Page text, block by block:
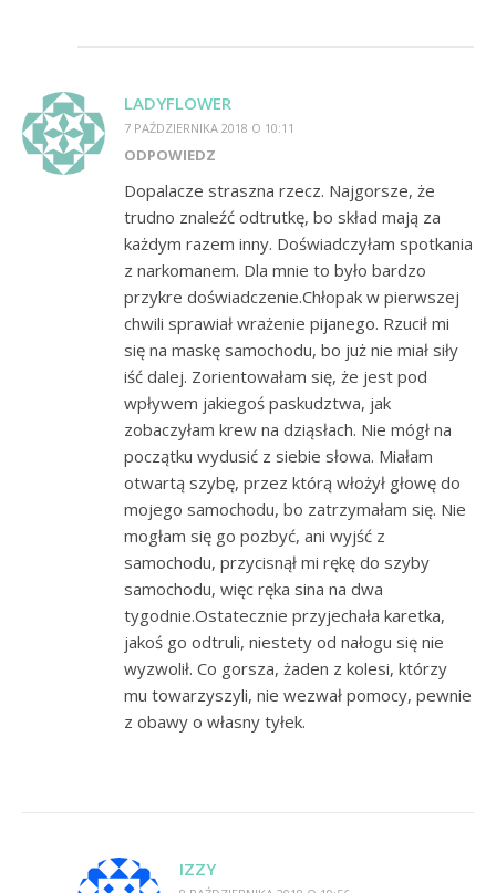
LADYFLOWER
7 PAŹDZIERNIKA 2018 O 10:11
ODPOWIEDZ
Dopalacze straszna rzecz. Najgorsze, że
trudno znaleźć odtrutkę, bo skład mają za
każdym razem inny. Doświadczyłam spotkania
z narkomanem. Dla mnie to było bardzo
przykre doświadczenie.Chłopak w pierwszej
chwili sprawiał wrażenie pijanego. Rzucił mi
się na maskę samochodu, bo już nie miał siły
iść dalej. Zorientowałam się, że jest pod
wpływem jakiegoś paskudztwa, jak
zobaczyłam krew na dziąsłach. Nie mógł na
początku wydusić z siebie słowa. Miałam
otwartą szybę, przez którą włożył głowę do
mojego samochodu, bo zatrzymałam się. Nie
mogłam się go pozbyć, ani wyjść z
samochodu, przycisnął mi rękę do szyby
samochodu, więc ręka sina na dwa
tygodnie.Ostatecznie przyjechała karetka,
jakoś go odtruli, niestety od nałogu się nie
wyzwolił. Co gorsza, żaden z kolesi, którzy
mu towarzyszyli, nie wezwał pomocy, pewnie
z obawy o własny tyłek.
IZZY